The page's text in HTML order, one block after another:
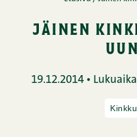
jäinen
19.12.2014 •